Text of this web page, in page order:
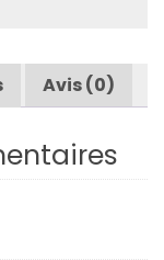
Avis (0)